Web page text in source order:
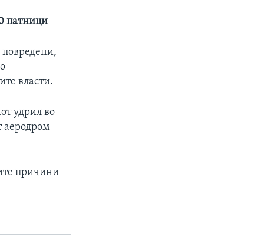
патници
повредени,
власти.
удрил во
аеродром
причини